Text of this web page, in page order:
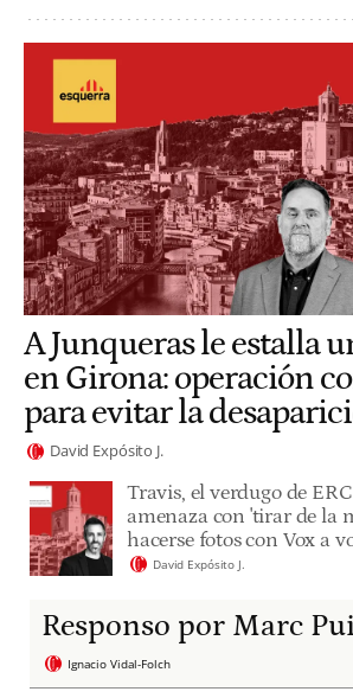
A Junqueras le estalla
en Girona: operación
para evitar la
David Expósito J.
Travis, el verdugo de
amenaza con 'tirar de la
hacerse fotos con Vox a
David Expósito J.
Responso por Marc
Ignacio Vidal-Folch